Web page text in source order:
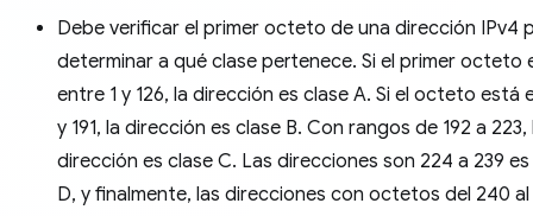
Debe verificar el primer octeto de una dirección IPv4
determinar a qué clase pertenece. Si el primer octeto
entre 1 y 126, la dirección es clase A. Si el octeto está
y 191, la dirección es clase B. Con rangos de 192 a 223,
dirección es clase C. Las direcciones son 224 a 239
D, y finalmente, las direcciones con octetos del 240